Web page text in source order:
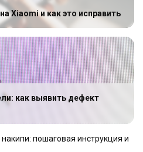
Xiaomi и как это исправить
как выявить дефект
пошаговая инструкция и